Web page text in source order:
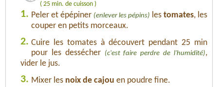
( 25 min. de cuisson )
1. Peler et épépiner (enlever les pépins) les tomates, les
couper en petits morceaux.
2. Cuire les tomates à découvert pendant 25 min
pour les dessécher (c'est faire perdre de l'humidité),
vider le jus.
3. Mixer les noix de cajou en poudre fine.